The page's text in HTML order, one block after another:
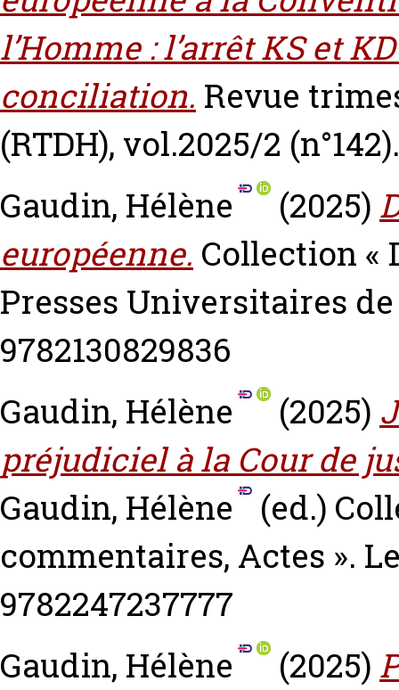
l’Homme : l’arrêt KS et
conciliation. Revue
(RTDH), vol.2025/2
Gaudin, Hélène
(2025)
européenne. Collection «
Presses Universitaires
9782130829836
Gaudin, Hélène
(2025)
préjudiciel à la Cour de
Gaudin, Hélène
(ed.)
commentaires, Actes ».
9782247237777
Gaudin, Hélène
(2025)